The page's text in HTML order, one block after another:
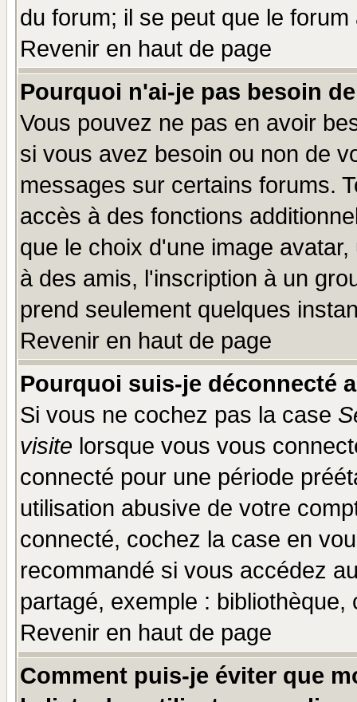
du forum; il se peut que le
Revenir en haut de page
Pourquoi n'ai-je pas besoin
Vous pouvez ne pas en avoir
si vous avez besoin ou non de
messages sur certains forums.
accès à des fonctions
que le choix d'une image
à des amis, l'inscription à un
prend seulement quelques
Revenir en haut de page
Pourquoi suis-je déconnecté
Si vous ne cochez pas la case
visite lorsque vous vous
connecté pour une période
utilisation abusive de votre
connecté, cochez la case en
recommandé si vous accédez
partagé, exemple :
Revenir en haut de page
Comment puis-je éviter que